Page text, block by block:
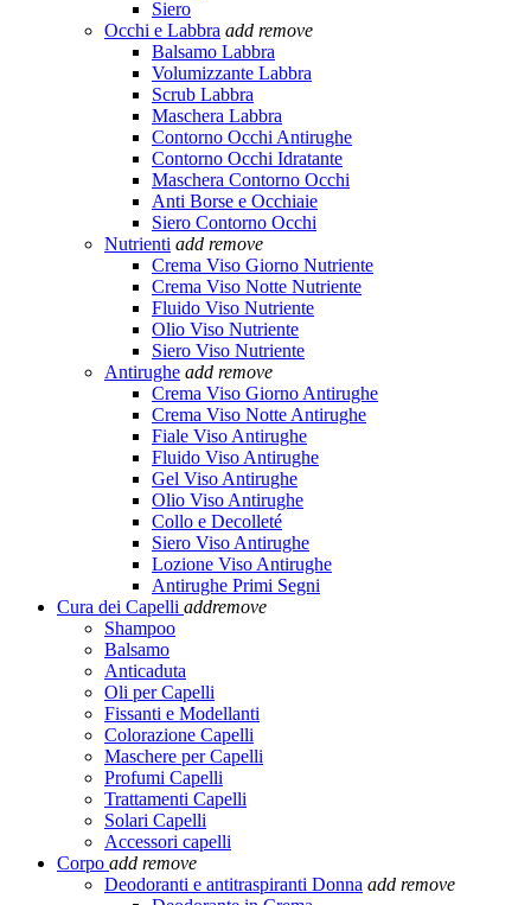
Siero
Occhi e Labbra add remove
Balsamo Labbra
Volumizzante Labbra
Scrub Labbra
Maschera Labbra
Contorno Occhi Antirughe
Contorno Occhi Idratante
Maschera Contorno Occhi
Anti Borse e Occhiaie
Siero Contorno Occhi
Nutrienti add remove
Crema Viso Giorno Nutriente
Crema Viso Notte Nutriente
Fluido Viso Nutriente
Olio Viso Nutriente
Siero Viso Nutriente
Antirughe add remove
Crema Viso Giorno Antirughe
Crema Viso Notte Antirughe
Fiale Viso Antirughe
Fluido Viso Antirughe
Gel Viso Antirughe
Olio Viso Antirughe
Collo e Decolleté
Siero Viso Antirughe
Lozione Viso Antirughe
Antirughe Primi Segni
Cura dei Capelli addremove
Shampoo
Balsamo
Anticaduta
Oli per Capelli
Fissanti e Modellanti
Colorazione Capelli
Maschere per Capelli
Profumi Capelli
Trattamenti Capelli
Solari Capelli
Accessori capelli
Corpo add remove
Deodoranti e antitraspiranti Donna add remove